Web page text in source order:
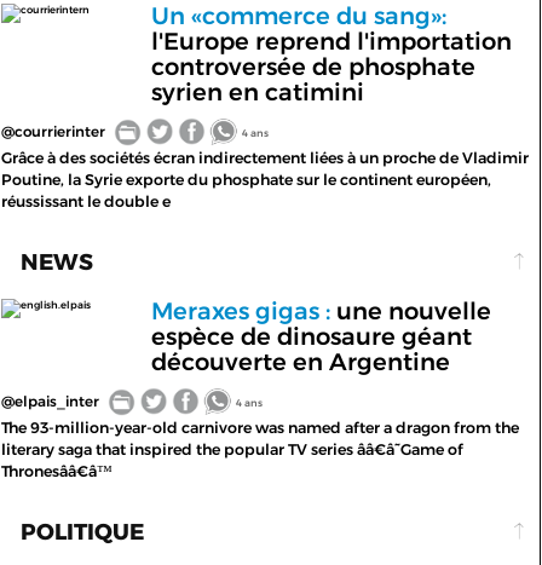
courrierintern
Un «commerce du sang»:
l'Europe reprend l'importation
controversée de phosphate
syrien en catimini
@courrierinter 4 ans
Grâce à des sociétés écran indirectement liées à un proche de Vladimir
Poutine, la Syrie exporte du phosphate sur le continent européen,
réussissant le double e
NEWS
english.elpais Meraxes gigas :une nouvelle
espèce de dinosaure géant
découverte en Argentine
@elpais_inter 4 ans
The 93-million-year-old carnivore was named after a dragon from the
literary saga that inspired the popular TV series ââ€â˜Game of
Thronesââ€â™
POLITIQUE